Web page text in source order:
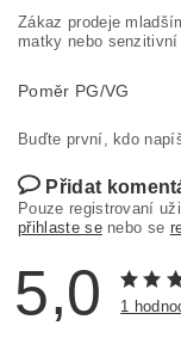
Zákaz prodeje
matky nebo senzitivní
Poměr PG/VG
Buďte první, kdo
Přidat
Pouze registrovaní
přihlaste senebo se
5,0 1